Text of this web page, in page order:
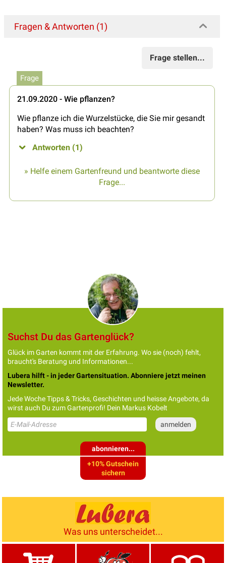
Fragen & Antworten (1)
Frage stellen...
Frage
21.09.2020 - Wie pflanzen?
Wie pflanze ich die Wurzelstücke, die Sie mir gesandt
haben? Was muss ich beachten?
Antworten (1)
» Helfe einem Gartenfreund und beantworte diese
Frage...
Suchst Du das Gartenglück?
Glück im Garten kommt mit der Erfahrung. Wo sie (noch) fehlt,
braucht's Beratung und Informationen...
Lubera hilft - in jeder Gartensituation. Abonniere jetzt meinen
Newsletter.
Jede Woche Tipps & Tricks, Geschichten und heisse Angebote, da
wirst auch Du zum Gartenprofi! Dein Markus Kobelt
abonnieren...
+10% Gutschein
sichern
Was uns unterscheidet...